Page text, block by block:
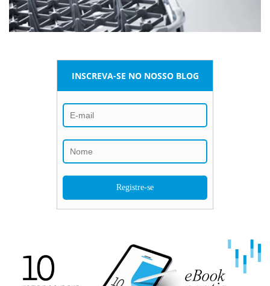
INSCREVA-SE NO NOSSO BLOG